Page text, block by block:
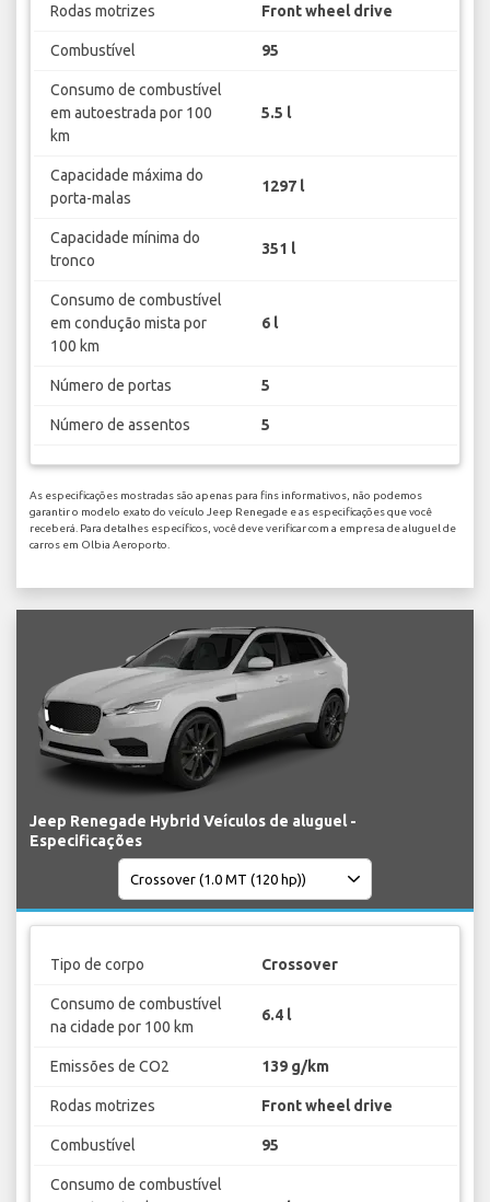
Rodas motrizes Front wheel drive
Combustível 95
Consumo de combustível
em autoestrada por 100
km
5.5 l
Capacidade máxima do
porta-malas
1297 l
Capacidade mínima do
tronco
351 l
Consumo de combustível
em condução mista por
100 km
6 l
Número de portas 5
Número de assentos 5
As especificações mostradas são apenas para fins informativos, não podemos
garantir o modelo exato do veículo Jeep Renegade e as especificações que você
receberá. Para detalhes específicos, você deve verificar com a empresa de aluguel de
carros em Olbia Aeroporto.
Jeep Renegade Hybrid Veículos de aluguel -
Especificações
Tipo de corpo Crossover
Consumo de combustível
na cidade por 100 km
6.4 l
Emissões de CO2 139 g/km
Rodas motrizes Front wheel drive
Combustível 95
Consumo de combustível